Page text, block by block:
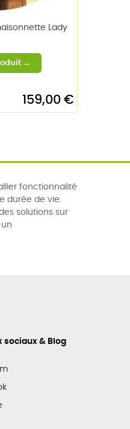
Lady
159,00 €
fonctionnalité
durée de vie.
solutions sur
sociaux & Blog